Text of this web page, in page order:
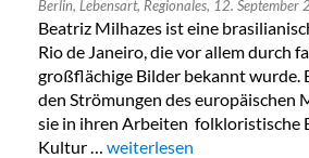
Berlin, Lebensart, Regionales, 12. September
Beatriz Milhazes ist eine
Rio de Janeiro, die vor allem durch
großflächige Bilder bekannt wurde.
den Strömungen des europäischen
sie in ihren Arbeiten folkloristische
Kultur … „Einladung zur
weiterlesen